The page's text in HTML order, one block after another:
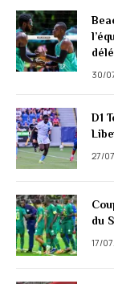
30/
D1
27/
du
17/